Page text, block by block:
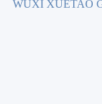
WUXI XUETAO